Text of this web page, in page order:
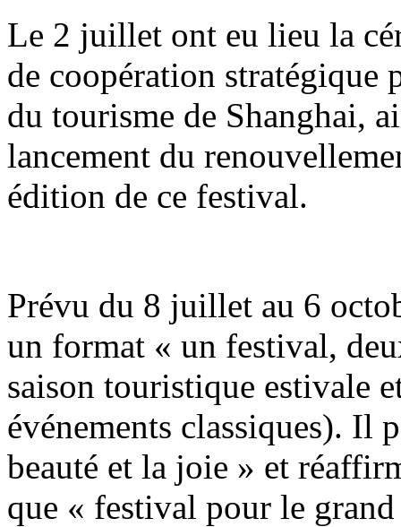
Le 2 juillet ont eu lieu la
de coopération stratégique
du tourisme de Shanghai,
lancement du
édition de ce festival.
Prévu du 8 juillet au 6
un format « un festival,
saison touristique estivale
événements classiques). Il
beauté et la joie » et
que « festival pour le